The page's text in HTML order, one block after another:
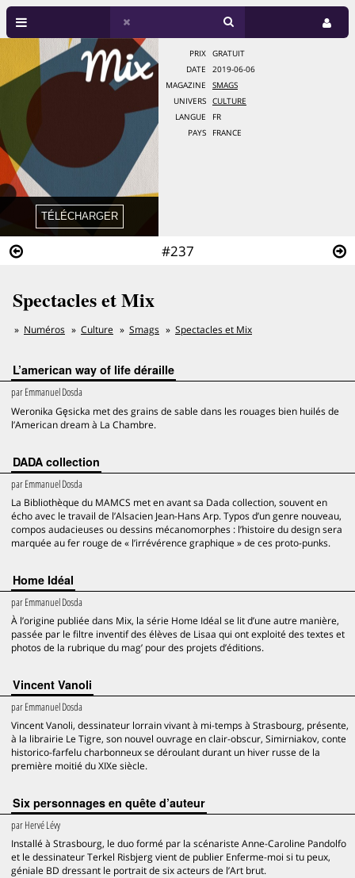
#237
PRIX
GRATUIT
DATE
2019-06-06
MAGAZINE
SMAGS
UNIVERS
CULTURE
LANGUE
FR
PAYS
FRANCE
Spectacles et Mix
Numéros Culture Smags Spectacles et Mix
L’american way of life déraille
parEmmanuel Dosda
Weronika Gęsicka met des grains de sable dans les rouages bien huilés de
l’American dream à La Chambre.
DADA collection
parEmmanuel Dosda
La Bibliothèque du MAMCS met en avant sa Dada collection, souvent en
écho avec le travail de l’Alsacien Jean-Hans Arp. Typos d’un genre nouveau,
compos audacieuses ou dessins mécanomorphes : l’histoire du design sera
marquée au fer rouge de « l’irrévérence graphique » de ces proto-punks.
Home Idéal
parEmmanuel Dosda
À l’origine publiée dans Mix, la série Home Idéal se lit d’une autre manière,
passée par le filtre inventif des élèves de Lisaa qui ont exploité des textes et
photos de la rubrique du mag’ pour des projets d’éditions.
Vincent Vanoli
parEmmanuel Dosda
Vincent Vanoli, dessinateur lorrain vivant à mi-temps à Strasbourg, présente,
à la librairie Le Tigre, son nouvel ouvrage en clair-obscur, Simirniakov, conte
historico-farfelu charbonneux se déroulant durant un hiver russe de la
première moitié du XIXe siècle.
Six personnages en quête d’auteur
parHervé Lévy
Installé à Strasbourg, le duo formé par la scénariste Anne-Caroline Pandolfo
et le dessinateur Terkel Risbjerg vient de publier Enferme-moi si tu peux,
géniale BD dressant le portrait de six acteurs de l’Art brut.